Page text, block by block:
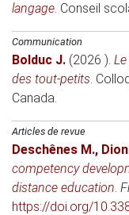
langage. Conseil
Communication
Bolduc J. (2026 ).
des tout-petits.
Canada.
Articles de revue
Deschênes M.,
competency
distance education.
https://doi.org/